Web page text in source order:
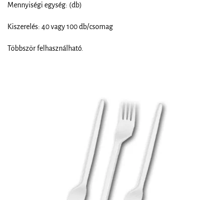
Mennyiségi egység: (db)
Kiszerelés: 40 vagy 100 db/csomag
Többször felhasználható.